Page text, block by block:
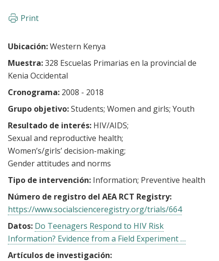
Print
Ubicación:Western Kenya
Muestra:328 Escuelas Primarias en la provincial de
Kenia Occidental
Cronograma: 2008 - 2018
Grupo objetivo:Students Women and girls Youth
Resultado de interés: HIV/AIDS
Sexual and reproductive health
Women’s/girls’ decision-making
Gender attitudes and norms
Tipo de intervención: Information Preventive health
Número de registro del AEA RCT Registry:
https://www.socialscienceregistry.org/trials/664
Datos: Do Teenagers Respond to HIV Risk
Information? Evidence from a Field Experiment …
Artículos de investigación: